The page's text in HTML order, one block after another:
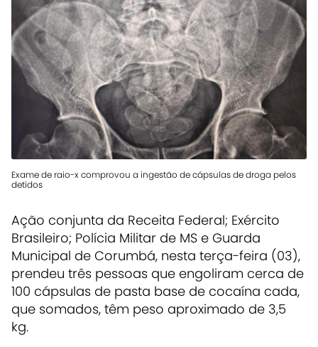
Exame de raio-x comprovou a ingestão de cápsulas de droga pelos
detidos
Ação conjunta da Receita Federal; Exército
Brasileiro; Polícia Militar de MS e Guarda
Municipal de Corumbá, nesta terça-feira (03),
prendeu três pessoas que engoliram cerca de
100 cápsulas de pasta base de cocaína cada,
que somados, têm peso aproximado de 3,5
kg.